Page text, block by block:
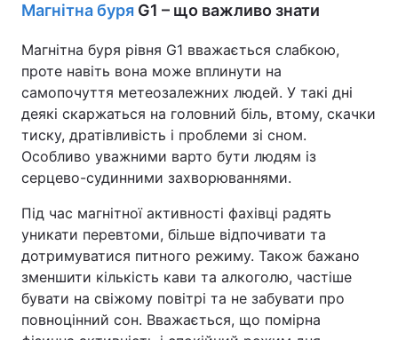
Магнітна буря G1 – що важливо знати
Магнітна буря рівня G1 вважається слабкою,
проте навіть вона може вплинути на
самопочуття метеозалежних людей. У такі дні
деякі скаржаться на головний біль, втому, скачки
тиску, дратівливість і проблеми зі сном.
Особливо уважними варто бути людям із
серцево-судинними захворюваннями.
Під час магнітної активності фахівці радять
уникати перевтоми, більше відпочивати та
дотримуватися питного режиму. Також бажано
зменшити кількість кави та алкоголю, частіше
бувати на свіжому повітрі та не забувати про
повноцінний сон. Вважається, що помірна